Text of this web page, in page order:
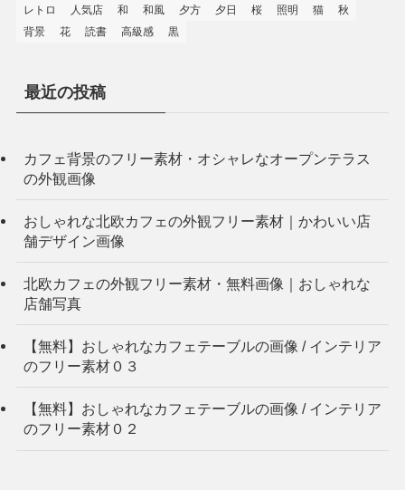
レトロ
人気店 和 和風 夕方 夕日 桜 照明 猫
秋
背景
花 読書 高級感 黒
最近の投稿
カフェ背景のフリー素材・オシャレなオープンテラス
の外観画像
おしゃれな北欧カフェの外観フリー素材｜かわいい店
舗デザイン画像
北欧カフェの外観フリー素材・無料画像｜おしゃれな
店舗写真
【無料】おしゃれなカフェテーブルの画像 / インテリア
のフリー素材０３
【無料】おしゃれなカフェテーブルの画像 / インテリア
のフリー素材０２